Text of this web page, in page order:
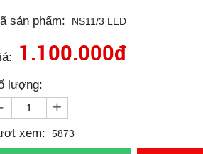
sản phẩm: NS11/3 LED
1.100.000đ
lượng:
- +
xem: 5873